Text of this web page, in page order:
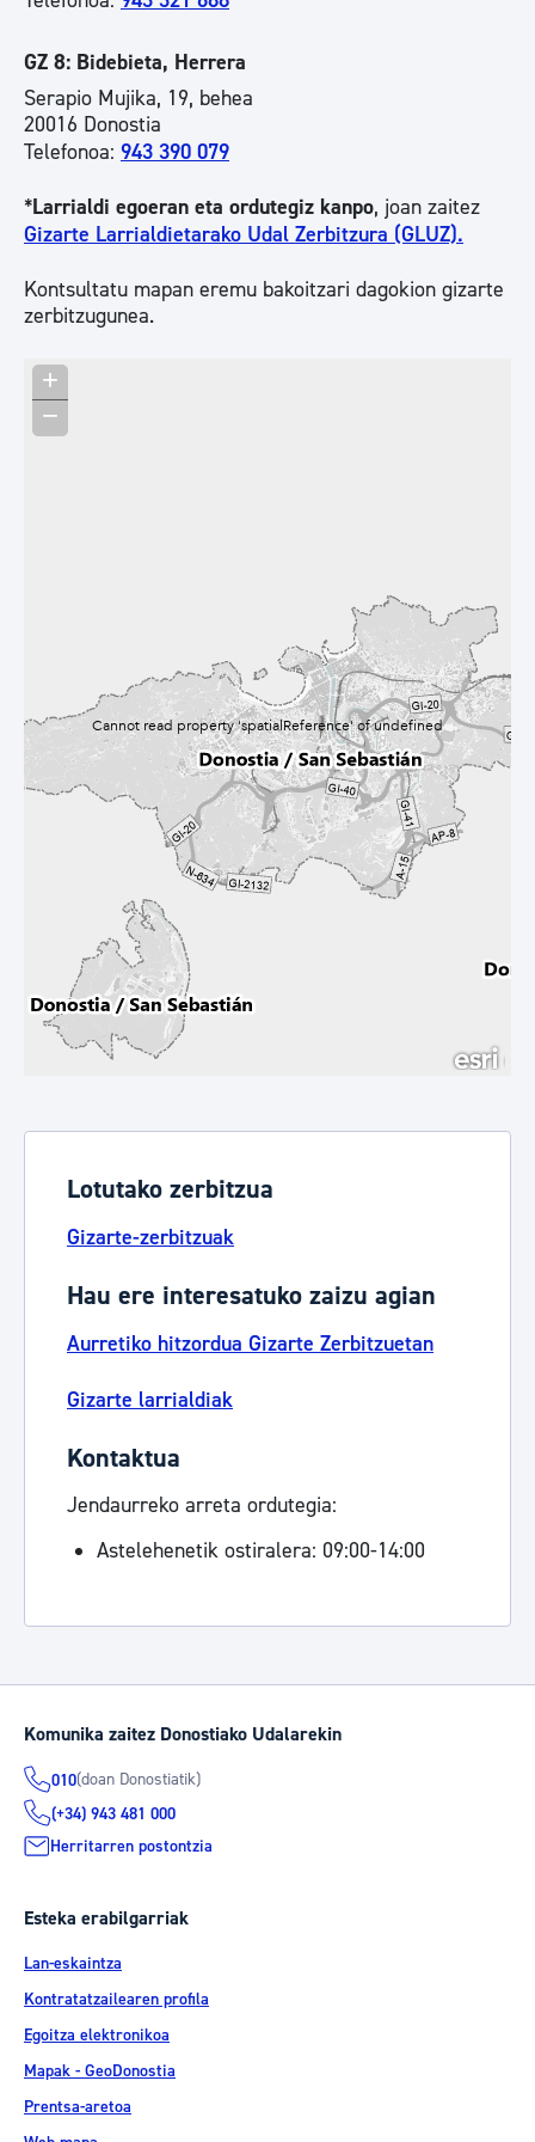
GZ 8: Bidebieta, Herrera
Serapio Mujika, 19, behea
20016 Donostia
Telefonoa: 943 390 079
*Larrialdi egoeran eta ordutegiz kanpo, joan zaitez
Gizarte Larrialdietarako Udal Zerbitzura (GLUZ).
Kontsultatu mapan eremu bakoitzari dagokion gizarte
zerbitzugunea.
Lotutako zerbitzua
Gizarte-zerbitzuak
Hau ere interesatuko zaizu agian
Aurretiko hitzordua Gizarte Zerbitzuetan
Gizarte larrialdiak
Kontaktua
Jendaurreko arreta ordutegia:
Astelehenetik ostiralera: 09:00-14:00
Komunika zaitez Donostiako Udalarekin
010(doan Donostiatik)
(+34) 943 481 000
Herritarren postontzia
Esteka erabilgarriak
Lan-eskaintza
Kontratatzailearen profila
Egoitza elektronikoa
Mapak - GeoDonostia
Prentsa-aretoa